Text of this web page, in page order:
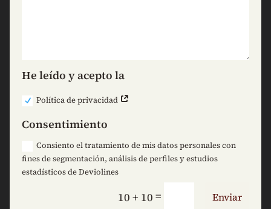
He leído y acepto la
Política de privacidad
Consentimiento
Consiento el tratamiento de mis datos personales con
fines de segmentación, análisis de perfiles y estudios
estadísticos de Deviolines
10 + 10 = Enviar